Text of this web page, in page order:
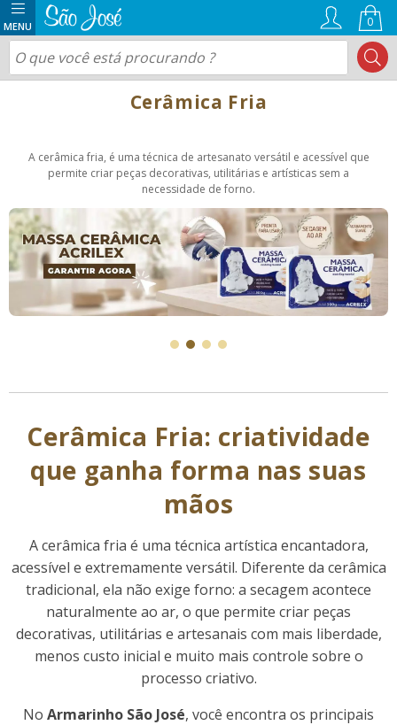
0
Cerâmica Fria
A cerâmica fria, é uma técnica de artesanato versátil e acessível que
permite criar peças decorativas, utilitárias e artísticas sem a
necessidade de forno.
Cerâmica Fria: criatividade
que ganha forma nas suas
mãos
A cerâmica fria é uma técnica artística encantadora,
acessível e extremamente versátil. Diferente da cerâmica
tradicional, ela não exige forno: a secagem acontece
naturalmente ao ar, o que permite criar peças
decorativas, utilitárias e artesanais com mais liberdade,
menos custo inicial e muito mais controle sobre o
processo criativo.
No Armarinho São José, você encontra os principais